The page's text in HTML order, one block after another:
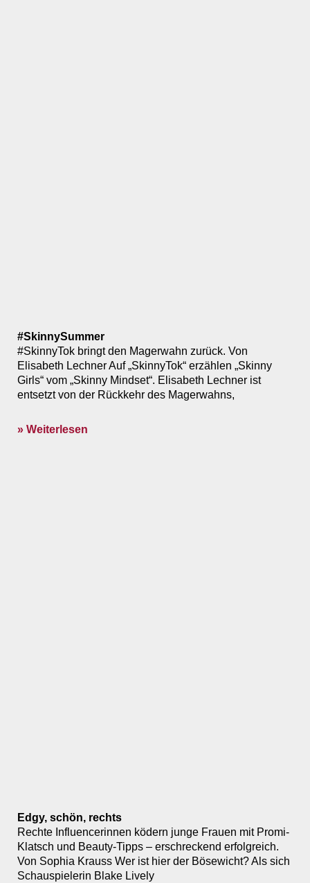
#SkinnySummer
#SkinnyTok bringt den Magerwahn zurück. Von
Elisabeth Lechner Auf „SkinnyTok“ erzählen „Skinny
Girls“ vom „Skinny Mindset“. Elisabeth Lechner ist
entsetzt von der Rückkehr des Magerwahns,
» Weiterlesen
Edgy, schön, rechts
Rechte Influencerinnen ködern junge Frauen mit Promi-
Klatsch und Beauty-Tipps – erschreckend erfolgreich.
Von Sophia Krauss Wer ist hier der Bösewicht? Als sich
Schauspielerin Blake Lively